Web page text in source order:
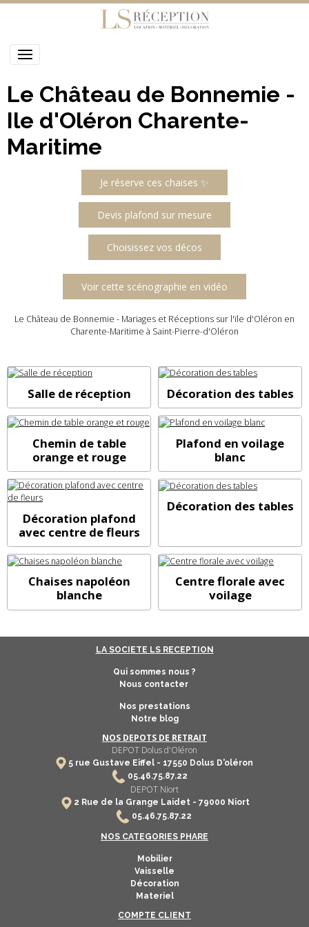
Le Château de Bonnemie -
Ile d'Oléron Charente-
Maritime
Je réserve ces chaises ✨
Devis plafond sur mesure
Choisissez vos décos
Voir cette scénographie en vidéo
Le Château de Bonnemie - Mariages et Réceptions sur l'ïle d'Oléron en
Charente-Maritime à Saint-Pierre-d'Oléron
Salle de réception Décoration des tables
Chemin de table
orange et rouge
Plafond en voilage
blanc
Décoration plafond
avec centre de fleurs
Décoration des tables
Chaises napoléon
blanche
Centre florale avec
voilage
LA SOCIETE LS RECEPTION
Qui sommes nous ?
Nous contacter
Nos prestations
Notre blog
NOS DEPOTS DE RETRAIT
DEPOT Dolus d'Oléron
5 rue Gustave Eiffel - 17550 Dolus D'oléron
05.46.75.87.22
DEPOT Niort
2 Rue de la Grange Laidet - 79000 Niort
05.46.75.87.22
NOS CATEGORIES PHARE
Mobilier
Vaisselle
Décoration
Materiel
COMPTE CLIENT